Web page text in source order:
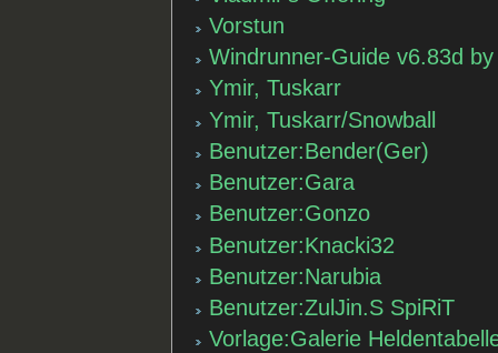
Vorstun
Windrunner-Guide v6.83d
Ymir, Tuskarr
Ymir, Tuskarr/Snowball
Benutzer:Bender(Ger)
Benutzer:Gara
Benutzer:Gonzo
Benutzer:Knacki32
Benutzer:Narubia
Benutzer:ZulJin.S SpiRiT
Vorlage:Galerie